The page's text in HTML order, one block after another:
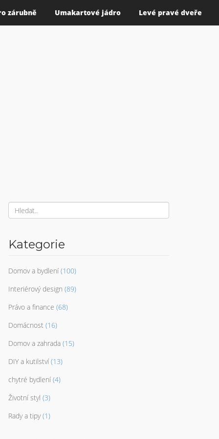
zárubně Umakartové jádro Levé pravé dveře
Kategorie
Domov a bydlení (100)
Interiérový design (89)
Právo a finance (68)
Domácnost (16)
Domov a zahrada (15)
DIY a kutilství (13)
chytré bydlení (4)
Životní styl (3)
Rady a tipy (1)